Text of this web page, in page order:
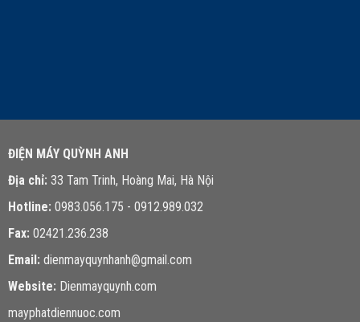
ĐIỆN MÁY QUỲNH ANH
Địa chỉ: 33 Tam Trinh, Hoàng Mai, Hà Nội
Hotline: 0983.056.175 - 0912.989.032
Fax: 02421.236.238
Email: dienmayquynhanh@gmail.com
Website: Dienmayquynh.com
mayphatdiennuoc.com